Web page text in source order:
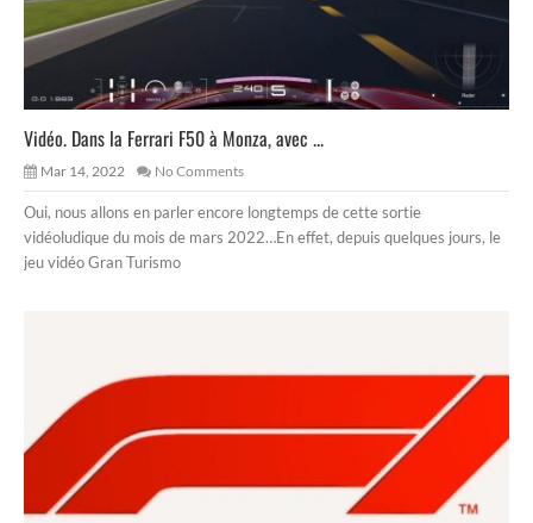
Vidéo. Dans la Ferrari F50 à Monza, avec ...
Mar 14, 2022 No Comments
Oui, nous allons en parler encore longtemps de cette sortie
vidéoludique du mois de mars 2022…En effet, depuis quelques jours, le
jeu vidéo Gran Turismo